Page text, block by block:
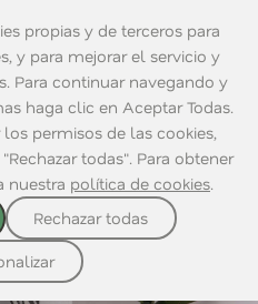
propias y de terceros para
y para mejorar el servicio y
Para continuar navegando y
haga clic en Aceptar Todas.
permisos de las cookies,
todas". Para obtener
nuestra política de cookies.
Rechazar todas
CATÁLOGO
CATÁLOGO
espacio